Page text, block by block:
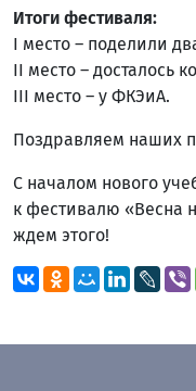
Итоги фестиваля:
I место – поделили
II место – досталось
III место – у ФКЭиА.
Поздравляем наших
С началом нового
к фестивалю «Весна
ждем этого!